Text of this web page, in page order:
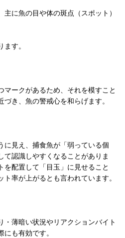
に魚の目や体の斑点（スポット）
す。
マークがあるため、それを模すこと
き、魚の警戒心を和らげます。
に見え、捕食魚が「弱っている個
て認識しやすくなることがありま
を配置して「目玉」に見せること
率が上がるとも言われています。
・薄暗い状況やリアクションバイト
にも有効です。